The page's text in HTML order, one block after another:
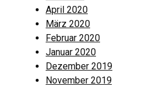
April 2020
März 2020
Februar 2020
Januar 2020
Dezember 2019
November 2019